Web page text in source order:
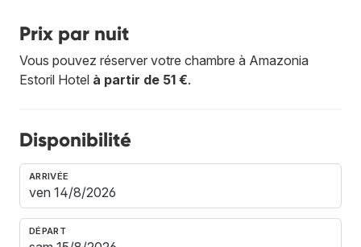
Prix par nuit
Vous pouvez réserver votre chambre à Amazonia
Estoril Hotel à partir de 51 €.
Disponibilité
ARRIVÉE
DÉPART